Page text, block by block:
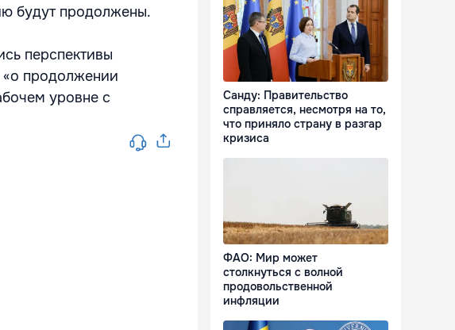
будут продолжены.
перспективы
«о продолжении
уровне с
Санду: Правительство
справляется, несмотря на то,
что приняло страну в разгар
кризиса
ФАО: Мир может
столкнуться с волной
продовольственной
инфляции